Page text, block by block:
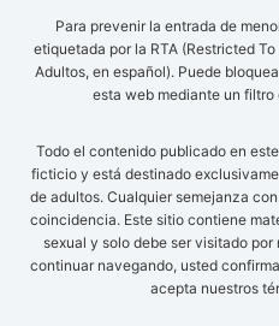
Para prevenir la entrada de
etiquetada por la RTA (Restricted
Adultos, en español). Puede
esta web mediante un
Todo el contenido publicado en
ficticio y está destinado
de adultos. Cualquier semejanza
coincidencia. Este sitio contiene
sexual y solo debe ser visitado por
continuar navegando, usted
acepta nuestros